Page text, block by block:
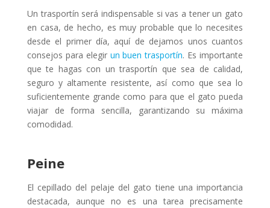
Un trasportín será indispensable si vas a tener un gato
en casa, de hecho, es muy probable que lo necesites
desde el primer día, aquí de dejamos unos cuantos
consejos para elegir un buen trasportín. Es importante
que te hagas con un trasportín que sea de calidad,
seguro y altamente resistente, así como que sea lo
suficientemente grande como para que el gato pueda
viajar de forma sencilla, garantizando su máxima
comodidad.
Peine
El cepillado del pelaje del gato tiene una importancia
destacada, aunque no es una tarea precisamente